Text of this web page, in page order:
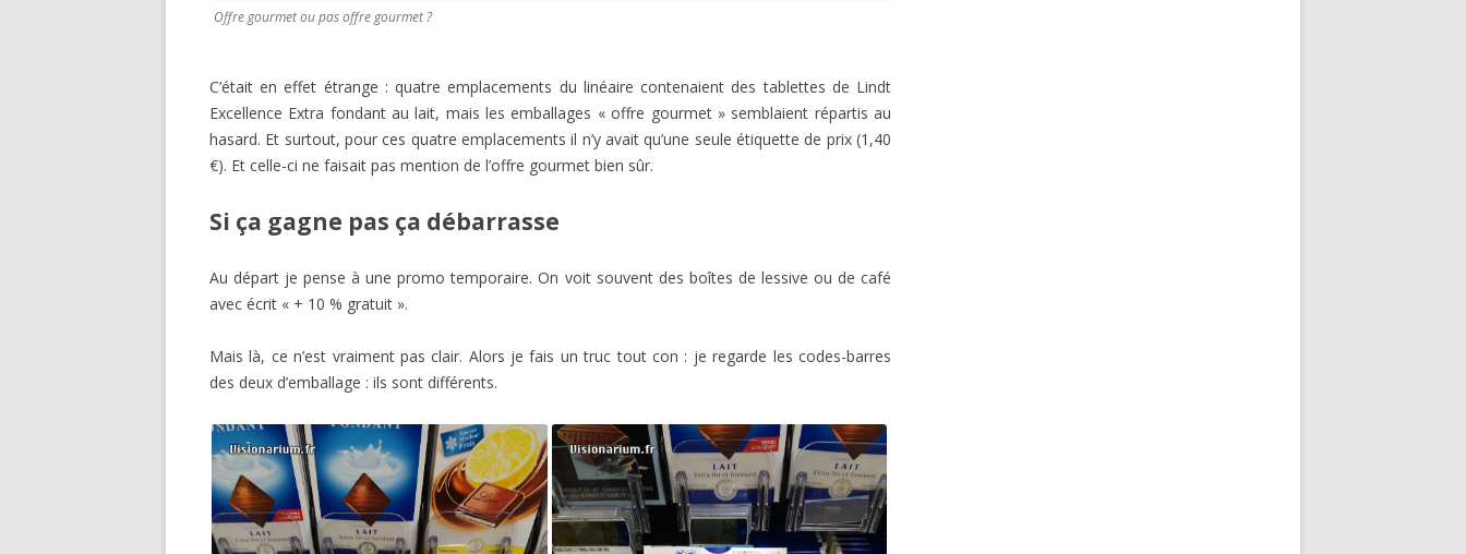
Offre gourmet ou pas offre gourmet ?
C’était en effet étrange : quatre emplacements du linéaire contenaient des tablettes de Lindt
Excellence Extra fondant au lait, mais les emballages « offre gourmet » semblaient répartis au
hasard. Et surtout, pour ces quatre emplacements il n’y avait qu’une seule étiquette de prix (1,40
€). Et celle-ci ne faisait pas mention de l’offre gourmet bien sûr.
Si ça gagne pas ça débarrasse
Au départ je pense à une promo temporaire. On voit souvent des boîtes de lessive ou de café
avec écrit « + 10 % gratuit ».
Mais là, ce n’est vraiment pas clair. Alors je fais un truc tout con : je regarde les codes-barres
des deux d’emballage : ils sont différents.